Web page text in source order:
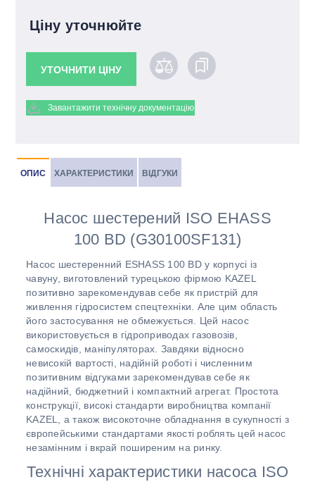
Ціну уточнюйте
УТОЧНИТИ ЦІНУ
Завантажити технічну документацію
ОПИС ХАРАКТЕРИСТИКИ ВІДГУКИ
Насос шестерений ISO EHASS
100 BD (G30100SF131)
Насос шестеренний ESHASS 100 BD у корпусі із
чавуну, виготовлений турецькою фірмою KAZEL
позитивно зарекомендував себе як пристрій для
живлення гідросистем спецтехніки. Але цим область
його застосування не обмежується. Цей насос
використовується в гідроприводах газовозів,
самоскидів, маніпуляторах. Завдяки відносно
невисокій вартості, надійній роботі і численним
позитивним відгуками зарекомендував себе як
надійний, бюджетний і компактний агрегат. Простота
конструкції, високі стандарти виробництва компанії
KAZEL, а також високоточне обладнання в сукупності з
європейськими стандартами якості роблять цей насос
незамінним і вкрай поширеним на ринку.
Технічні характеристики насоса ISO